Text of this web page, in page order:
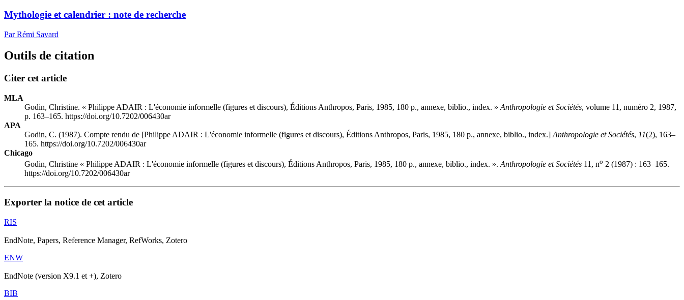
Mythologie et calendrier : note de recherche
Par Rémi Savard
Outils de citation
Citer cet article
MLA
Godin, Christine. « Philippe ADAIR : L'économie informelle (figures et discours), Éditions Anthropos, Paris, 1985, 180 p., annexe, biblio., index. » Anthropologie et Sociétés, volume 11, numéro 2, 1987,
p. 163–165. https://doi.org/10.7202/006430ar
APA
Godin, C. (1987). Compte rendu de [Philippe ADAIR : L'économie informelle (figures et discours), Éditions Anthropos, Paris, 1985, 180 p., annexe, biblio., index.] Anthropologie et Sociétés, 11(2), 163–
165. https://doi.org/10.7202/006430ar
Chicago
Godin, Christine « Philippe ADAIR : L'économie informelle (figures et discours), Éditions Anthropos, Paris, 1985, 180 p., annexe, biblio., index. ».Anthropologie et Sociétés 11, no 2 (1987) : 163–165.
https://doi.org/10.7202/006430ar
Exporter la notice de cet article
RIS
EndNote, Papers, Reference Manager, RefWorks, Zotero
ENW
EndNote (version X9.1 et +), Zotero
BIB